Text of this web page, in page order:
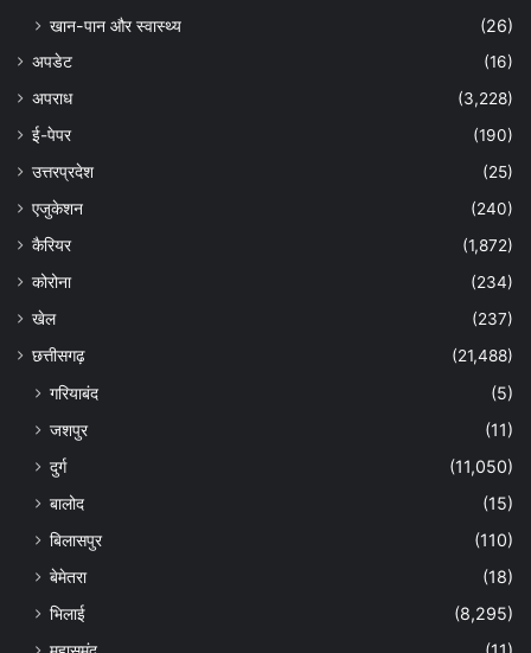
खान-पान और स्वास्थ्य (26)
अपडेट
(16)
अपराध
(3,228)
ई-पेपर
(190)
उत्तरप्रदेश
(25)
एजुकेशन
(240)
कैरियर
(1,872)
कोरोना
(234)
खेल
(237)
छत्तीसगढ़
(21,488)
गरियाबंद
(5)
जशपुर
(11)
दुर्ग
(11,050)
बालोद
(15)
बिलासपुर
(110)
बेमेतरा
(18)
भिलाई
(8,295)